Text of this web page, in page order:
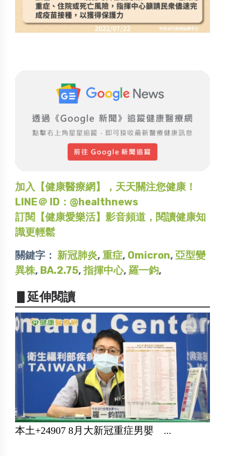
加入【健康醫療網】，天天關注您健康！
LINE＠ ID：@healthnews
訂閱【健康愛樂活】影音頻道，閱讀健康知
識更輕鬆
關鍵字： 新冠肺炎, 重症, Omicron, 亞型變
異株, BA.2.75, 指揮中心, 羅一鈞,
▋延伸閱讀
本土+24907 8月大新冠重症男嬰 ...